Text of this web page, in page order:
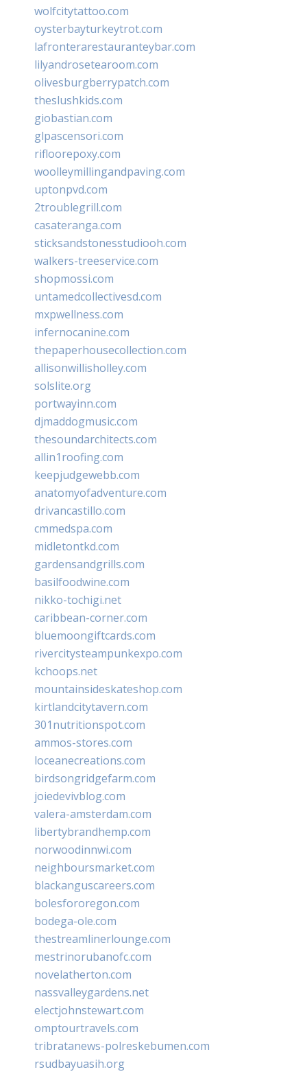
wolfcitytattoo.com
oysterbayturkeytrot.com
lafronterarestauranteybar.com
lilyandrosetearoom.com
olivesburgberrypatch.com
theslushkids.com
giobastian.com
glpascensori.com
rifloorepoxy.com
woolleymillingandpaving.com
uptonpvd.com
2troublegrill.com
casateranga.com
sticksandstonesstudiooh.com
walkers-treeservice.com
shopmossi.com
untamedcollectivesd.com
mxpwellness.com
infernocanine.com
thepaperhousecollection.com
allisonwillisholley.com
solslite.org
portwayinn.com
djmaddogmusic.com
thesoundarchitects.com
allin1roofing.com
keepjudgewebb.com
anatomyofadventure.com
drivancastillo.com
cmmedspa.com
midletontkd.com
gardensandgrills.com
basilfoodwine.com
nikko-tochigi.net
caribbean-corner.com
bluemoongiftcards.com
rivercitysteampunkexpo.com
kchoops.net
mountainsideskateshop.com
kirtlandcitytavern.com
301nutritionspot.com
ammos-stores.com
loceanecreations.com
birdsongridgefarm.com
joiedevivblog.com
valera-amsterdam.com
libertybrandhemp.com
norwoodinnwi.com
neighboursmarket.com
blackanguscareers.com
bolesfororegon.com
bodega-ole.com
thestreamlinerlounge.com
mestrinorubanofc.com
novelatherton.com
nassvalleygardens.net
electjohnstewart.com
omptourtravels.com
tribratanews-polreskebumen.com
rsudbayuasih.org